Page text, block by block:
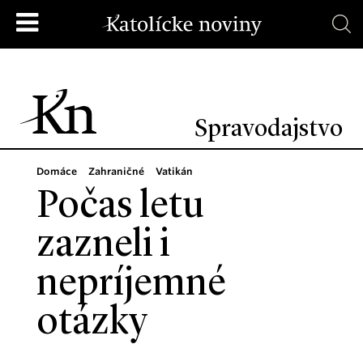
Spravodajstvo
Domáce Zahraničné Vatikán
Počas letu
zazneli i
nepríjemné
otázky